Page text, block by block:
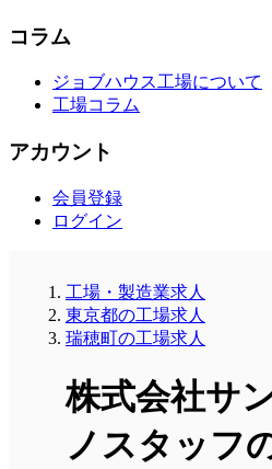
コラム
ジョブハウス工場について
工場コラム
アカウント
会員登録
ログイン
工場・製造業求人
東京都の工場求人
瑞穂町の工場求人
株式会社サ
ノスタッフ